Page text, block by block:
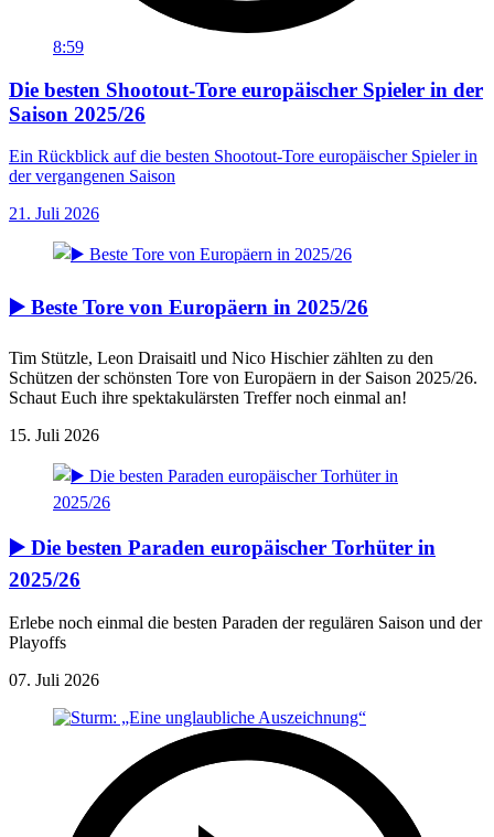
8:59
Die besten Shootout-Tore europäischer Spieler in der
Saison 2025/26
Ein Rückblick auf die besten Shootout-Tore europäischer Spieler in
der vergangenen Saison
21. Juli 2026
▶️ Beste Tore von Europäern in 2025/26
Tim Stützle, Leon Draisaitl und Nico Hischier zählten zu den
Schützen der schönsten Tore von Europäern in der Saison 2025/26.
Schaut Euch ihre spektakulärsten Treffer noch einmal an!
15. Juli 2026
▶️ Die besten Paraden europäischer Torhüter in
2025/26
Erlebe noch einmal die besten Paraden der regulären Saison und der
Playoffs
07. Juli 2026